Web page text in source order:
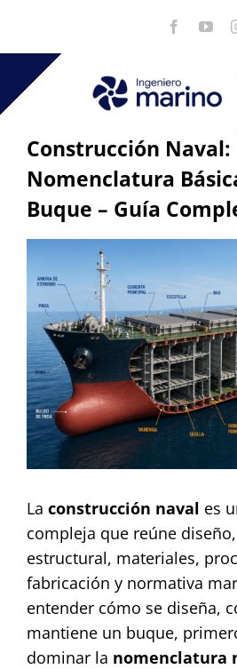
contenido
Construcción Naval:
Nomenclatura
Buque – Guía
imagen
más
grande
La construcción naval es
compleja que reúne
estructural, materiales,
fabricación y normativa
entender cómo se diseña,
mantiene un buque,
dominar la nomenclatura